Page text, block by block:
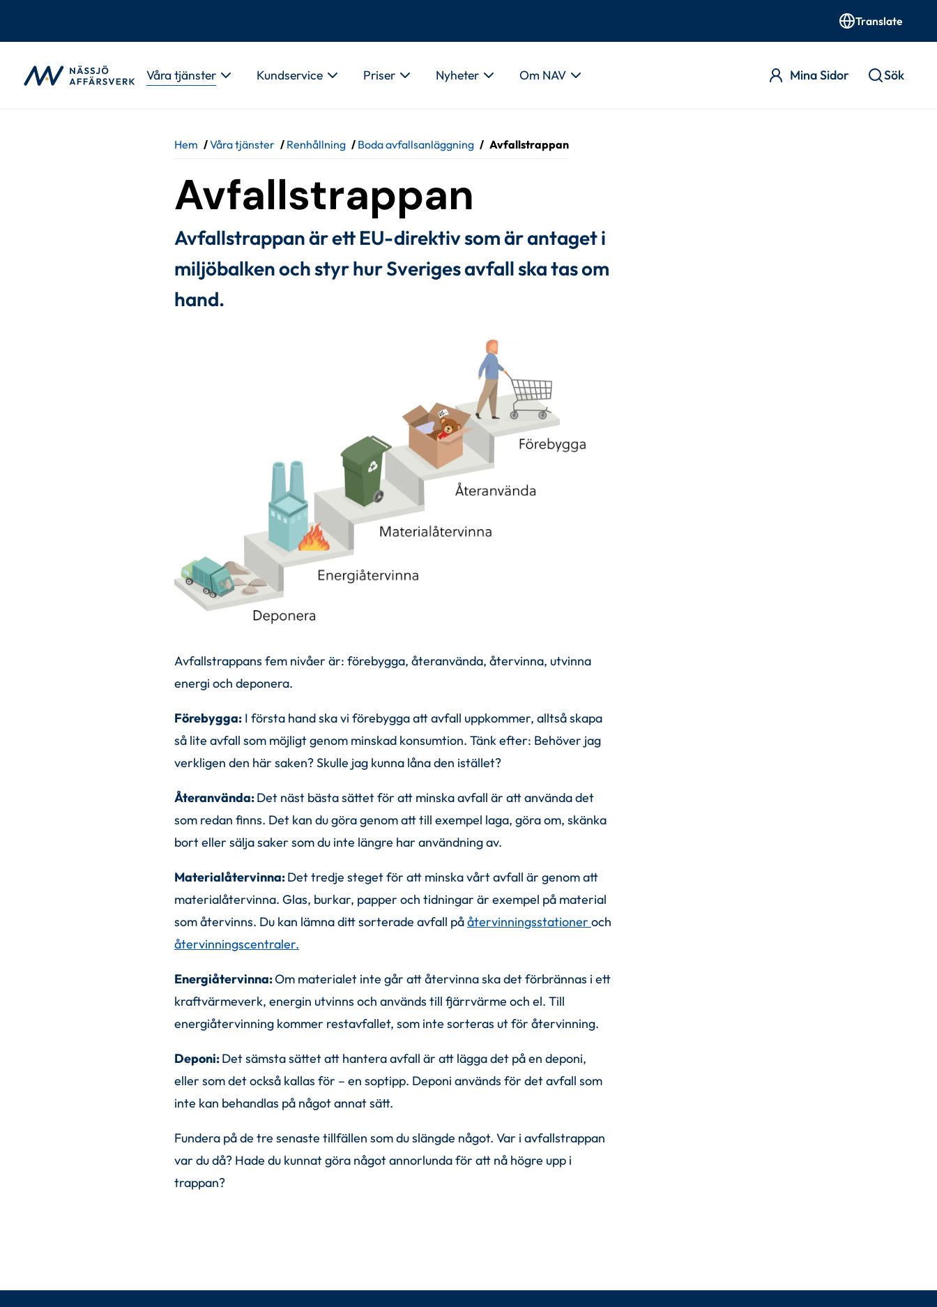
Translate
Våra tjänster Kundservice Priser Nyheter Om NAV Mina Sidor Sök
Hem /Våra tjänster / Renhållning / Boda avfallsanläggning / Avfallstrappan
Avfallstrappan
Avfallstrappan är ett EU-direktiv som är antaget i
miljöbalken och styr hur Sveriges avfall ska tas om
hand.
Avfallstrappans fem nivåer är: förebygga, återanvända, återvinna, utvinna
energi och deponera.
Förebygga: I första hand ska vi förebygga att avfall uppkommer, alltså skapa
så lite avfall som möjligt genom minskad konsumtion. Tänk efter: Behöver jag
verkligen den här saken? Skulle jag kunna låna den istället?
Återanvända: Det näst bästa sättet för att minska avfall är att använda det
som redan finns. Det kan du göra genom att till exempel laga, göra om, skänka
bort eller sälja saker som du inte längre har användning av.
Materialåtervinna: Det tredje steget för att minska vårt avfall är genom att
materialåtervinna. Glas, burkar, papper och tidningar är exempel på material
som återvinns. Du kan lämna ditt sorterade avfall på återvinningsstationer
återvinningscentraler.
Energiåtervinna: Om materialet inte går att återvinna ska det förbrännas i ett
kraftvärmeverk, energin utvinns och används till fjärrvärme och el. Till
energiåtervinning kommer restavfallet, som inte sorteras ut för återvinning.
Deponi: Det sämsta sättet att hantera avfall är att lägga det på en deponi,
eller som det också kallas för – en soptipp. Deponi används för det avfall som
inte kan behandlas på något annat sätt.
Fundera på de tre senaste tillfällen som du slängde något. Var i avfallstrappan
var du då? Hade du kunnat göra något annorlunda för att nå högre upp i
trappan?